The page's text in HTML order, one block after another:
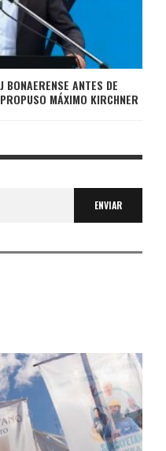
ANTES DE
MÁXIMO KIRCHNER